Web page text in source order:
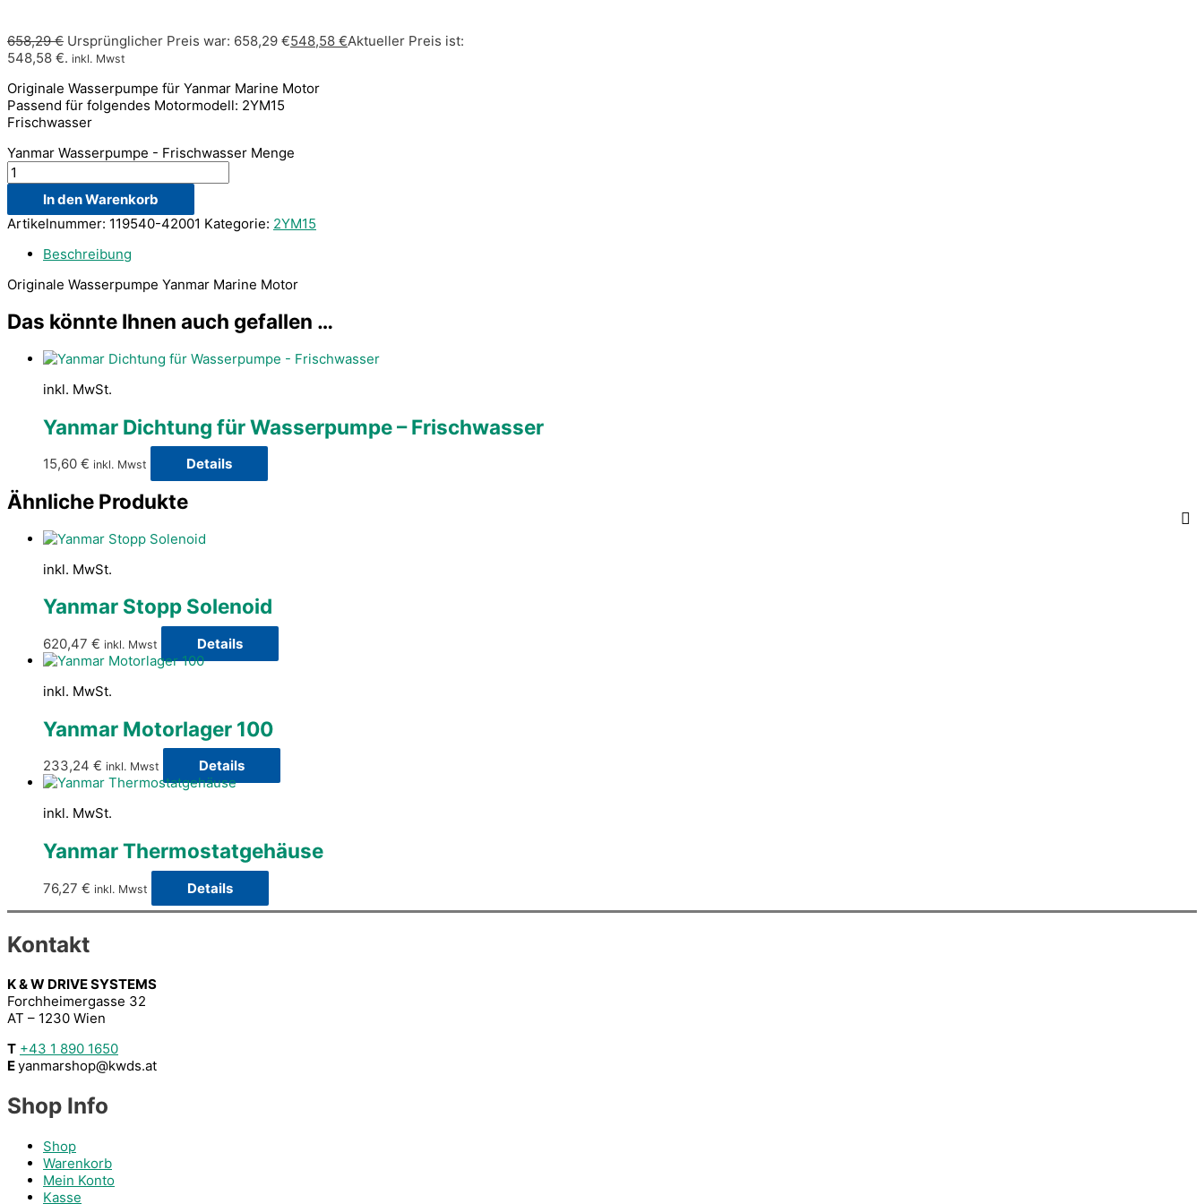
658,29€ Ursprünglicher Preis war: 658,29 €548,58 €Aktueller Preis ist:
548,58 €. inkl. Mwst
Originale Wasserpumpe für Yanmar Marine Motor
Passend für folgendes Motormodell: 2YM15
Frischwasser
Yanmar Wasserpumpe - Frischwasser Menge
In den Warenkorb
Artikelnummer: 119540-42001 Kategorie: 2YM15
Beschreibung
Originale Wasserpumpe Yanmar Marine Motor
Das könnte Ihnen auch gefallen …
inkl. MwSt.
Yanmar Dichtung für Wasserpumpe – Frischwasser
15,60 € inkl. Mwst Details
Ähnliche Produkte
inkl. MwSt.
Yanmar Stopp Solenoid
620,47 € inkl. Mwst Details
inkl. MwSt.
Yanmar Motorlager 100
233,24 € inkl. Mwst Details
inkl. MwSt.
Yanmar Thermostatgehäuse
76,27 € inkl. Mwst Details
Kontakt
K & W DRIVE SYSTEMS
Forchheimergasse 32
AT – 1230 Wien
T +43 1 890 1650
Eyanmarshop@kwds.at
Shop Info
Shop
Warenkorb
Mein Konto
Kasse